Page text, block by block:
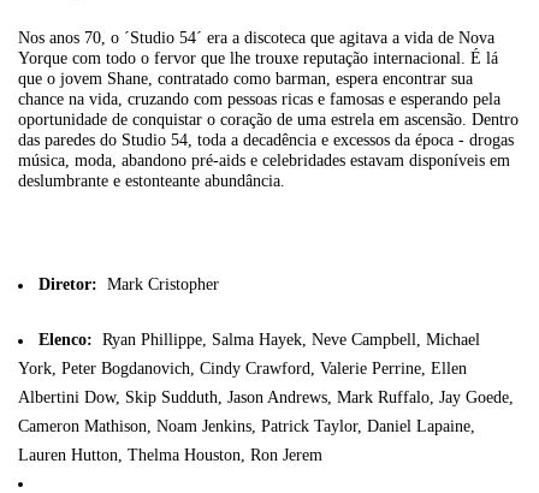
Nos anos 70, o ´Studio 54´ era a discoteca que agitava a vida de Nova
Yorque com todo o fervor que lhe trouxe reputação internacional. É lá
que o jovem Shane, contratado como barman, espera encontrar sua
chance na vida, cruzando com pessoas ricas e famosas e esperando pela
oportunidade de conquistar o coração de uma estrela em ascensão. Dentro
das paredes do Studio 54, toda a decadência e excessos da época - drogas
música, moda, abandono pré-aids e celebridades estavam disponíveis em
deslumbrante e estonteante abundância.
Diretor: Mark Cristopher
Elenco: Ryan Phillippe, Salma Hayek, Neve Campbell, Michael
York, Peter Bogdanovich, Cindy Crawford, Valerie Perrine, Ellen
Albertini Dow, Skip Sudduth, Jason Andrews, Mark Ruffalo, Jay Goede,
Cameron Mathison, Noam Jenkins, Patrick Taylor, Daniel Lapaine,
Lauren Hutton, Thelma Houston, Ron Jerem